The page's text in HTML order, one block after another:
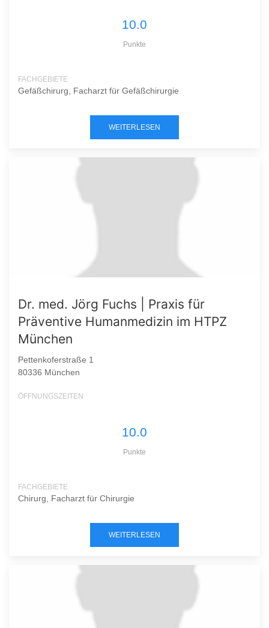
10.0
Punkte
FACHGEBIETE
Gefäßchirurg, Facharzt für Gefäßchirurgie
WEITERLESEN
Dr. med. Jörg Fuchs | Praxis für
Präventive Humanmedizin im HTPZ
München
Pettenkoferstraße 1
80336 München
ÖFFNUNGSZEITEN
10.0
Punkte
FACHGEBIETE
Chirurg, Facharzt für Chirurgie
WEITERLESEN